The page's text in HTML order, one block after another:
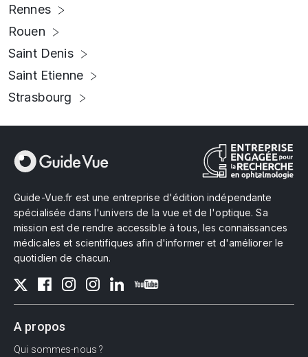
Rennes
Rouen
Saint Denis
Saint Etienne
Strasbourg
Guide-Vue.fr est une entreprise d'édition indépendante
spécialisée dans l'univers de la vue et de l'optique. Sa
mission est de rendre accessible à tous, les connaissances
médicales et scientifiques afin d'informer et d'améliorer le
quotidien de chacun.
A propos
Qui sommes-nous ?